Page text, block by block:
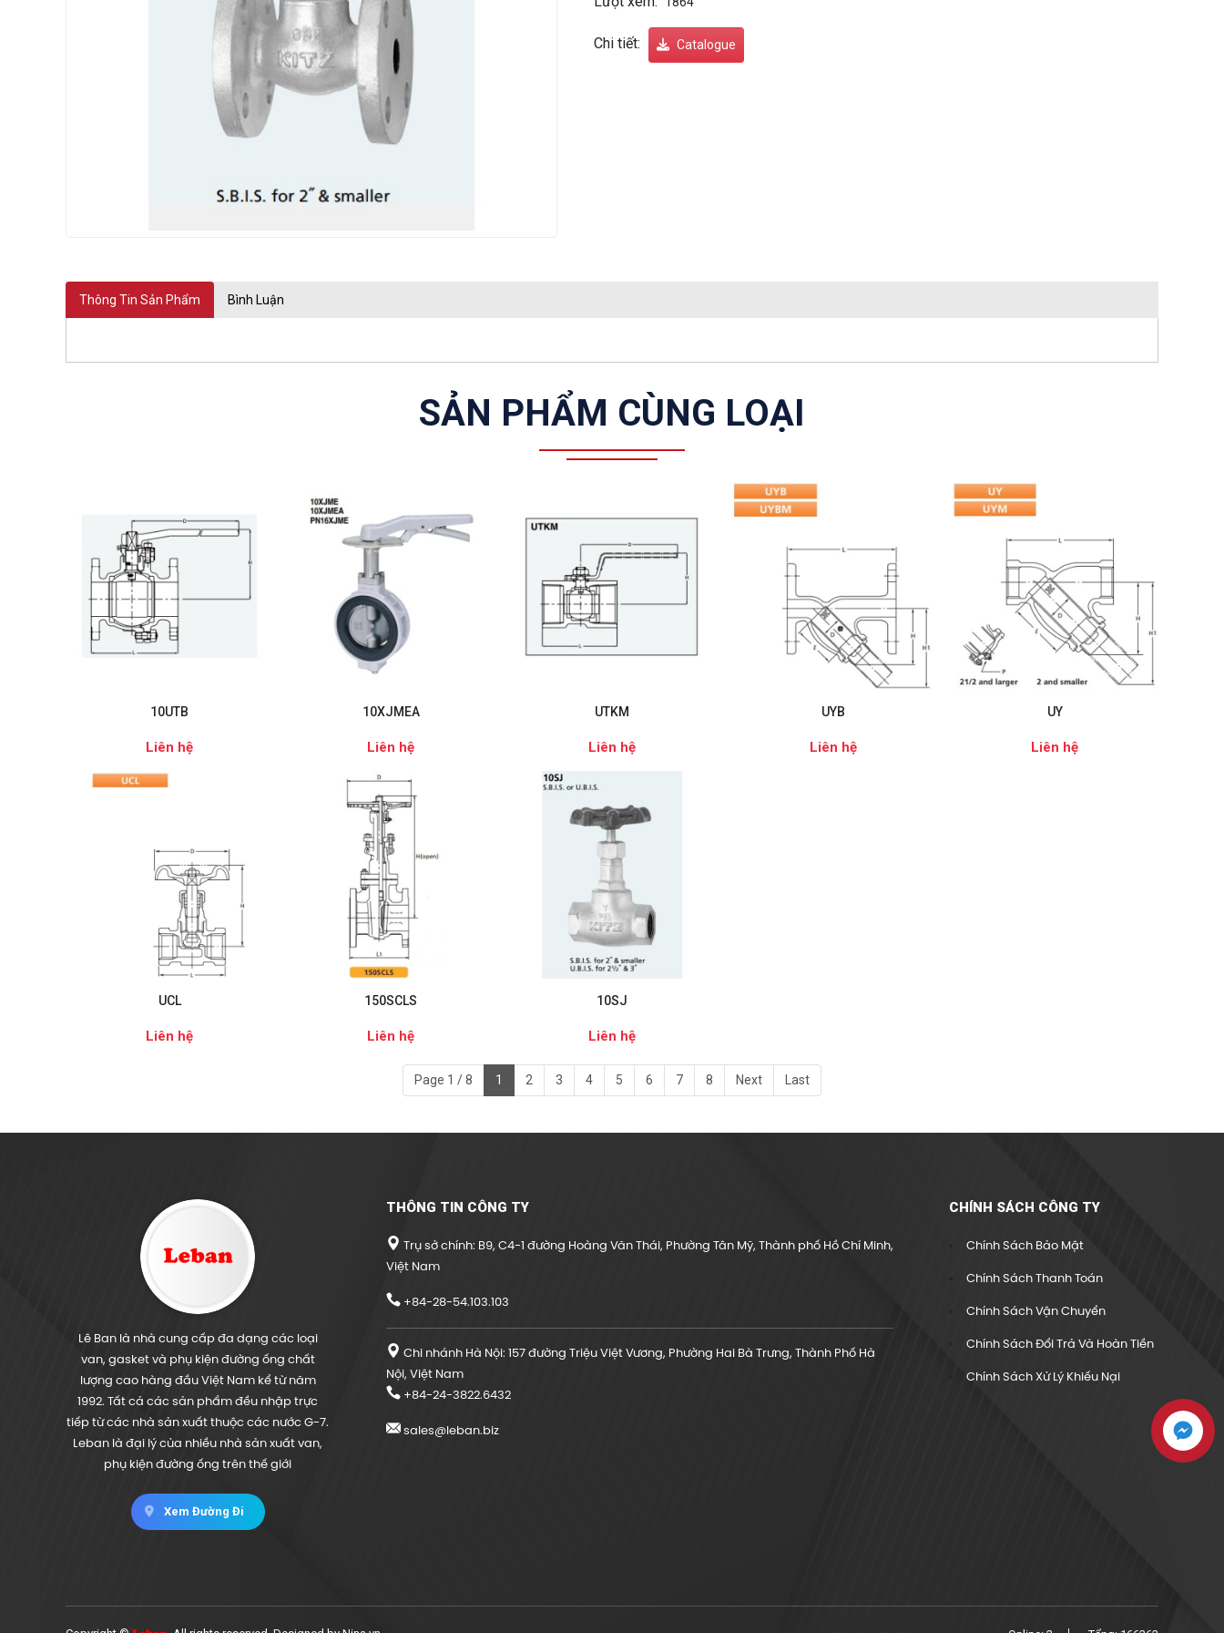
Chi tiết: Catalogue
Thông Tin Sản Phẩm Bình Luận
SẢN PHẨM CÙNG LOẠI
10UTB
Liên hệ
10XJMEA
Liên hệ
UTKM
Liên hệ
UYB
Liên hệ
UY
Liên hệ
UCL
Liên hệ
150SCLS
Liên hệ
10SJ
Liên hệ
Page 1 / 8 1 2 3 4 5 6 7 8 Next Last
Lê Ban là nhà cung cấp đa dạng các loại
van, gasket và phụ kiện đường ống chất
lượng cao hàng đầu Việt Nam kể từ năm
1992. Tất cả các sản phẩm đều nhập trực
tiếp từ các nhà sản xuất thuộc các nước G-7.
Leban là đại lý của nhiều nhà sản xuất van,
phụ kiện đường ống trên thế giới
Xem Đường Đi
THÔNG TIN CÔNG TY
Trụ sở chính: B9, C4-1 đường Hoàng Văn Thái, Phường Tân Mỹ, Thành phố Hồ Chí Minh,
Việt Nam
+84-28-54.103.103
Chi nhánh Hà Nội: 157 đường Triệu Việt Vương, Phường Hai Bà Trưng, Thành Phố Hà
Nội, Việt Nam
+84-24-3822.6432
sales@leban.biz
CHÍNH SÁCH CÔNG TY
Chính Sách Bảo Mật
Chính Sách Thanh Toán
Chính Sách Vận Chuyển
Chính Sách Đổi Trả Và Hoàn Tiền
Chính Sách Xử Lý Khiếu Nại